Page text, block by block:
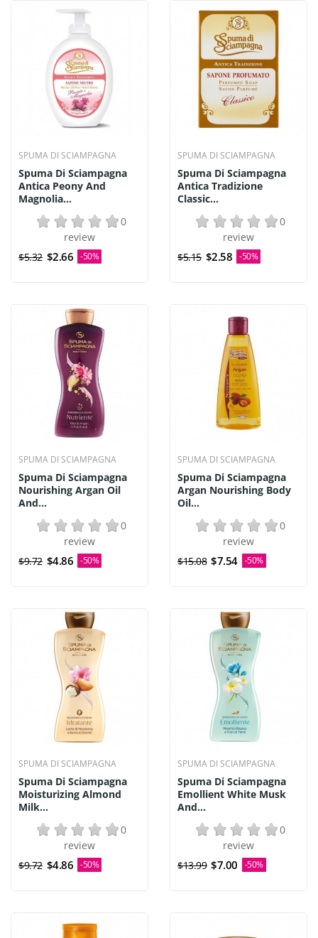
SPUMA DI SCIAMPAGNA
Spuma Di Sciampagna
Antica Peony And
Magnolia...
0
review
$5.32 $2.66 -50%
SPUMA DI SCIAMPAGNA
Spuma Di Sciampagna
Antica Tradizione
Classic...
0
review
$5.15 $2.58 -50%
SPUMA DI SCIAMPAGNA
Spuma Di Sciampagna
Nourishing Argan Oil
And...
0
review
$9.72 $4.86 -50%
SPUMA DI SCIAMPAGNA
Spuma Di Sciampagna
Argan Nourishing Body
Oil...
0
review
$15.08 $7.54 -50%
SPUMA DI SCIAMPAGNA
Spuma Di Sciampagna
Moisturizing Almond
Milk...
0
review
$9.72 $4.86 -50%
SPUMA DI SCIAMPAGNA
Spuma Di Sciampagna
Emollient White Musk
And...
0
review
$13.99 $7.00 -50%